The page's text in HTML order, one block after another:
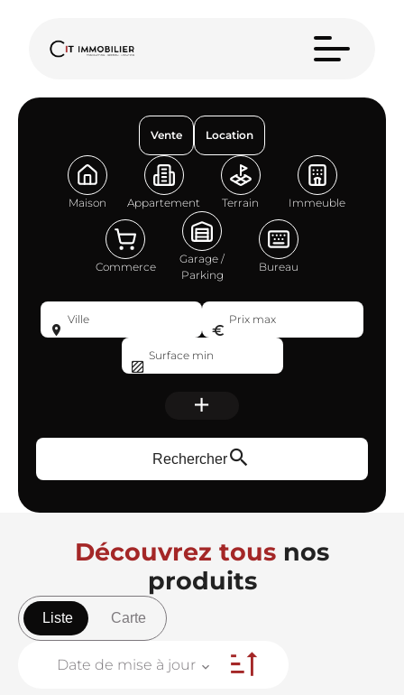
Vente Location
Appartement
Bureau
Commerce
Garage /
Parking
Immeuble
Maison Terrain
Ville
Rechercher
Découvrez tous nos
produits
Liste Carte
Date de mise à jour